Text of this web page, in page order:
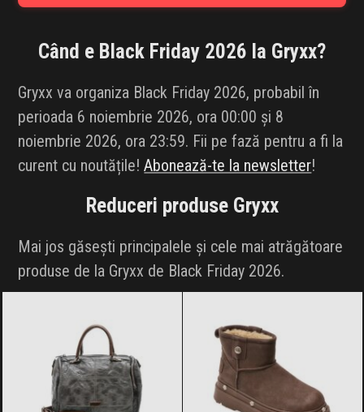
IDEI DE CADOURI
ȘTIRI
FAVORITE
Când e Black Friday 2026 la Gryxx?
Gryxx va organiza Black Friday 2026, probabil în
perioada 6 noiembrie 2026, ora 00:00 și 8
noiembrie 2026, ora 23:59. Fii pe fază pentru a fi la
curent cu noutățile!Abonează-te la newsletter!
Reduceri produse Gryxx
Mai jos găsești principalele și cele mai atrăgătoare
produse de la Gryxx de Black Friday 2026.